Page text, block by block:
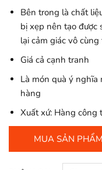
Bên trong là chất
bị xẹp nên tạo được
lại cảm giác vô
Giá cả cạnh tranh
Là món quà ý nghĩa
hàng
Xuất xứ: Hàng công
MUA SẢN PHẨM